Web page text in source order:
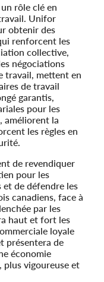
rôle clé en
Unifor
obtenir des
renforcent les
collective,
négociations
travail, mettent en
de travail
garantis,
pour les
améliorent la
les règles en
de revendiquer
pour les
de défendre les
canadiens, face à
par les
haut et fort les
loyale
présentera de
économie
plus vigoureuse et